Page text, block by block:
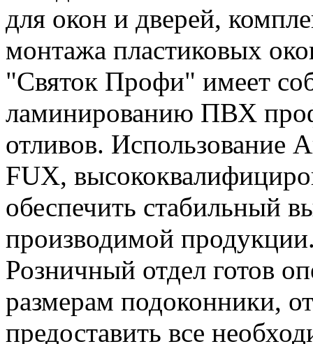
для окон и дверей,
монтажа пластиковых
"Святок Профи" имеет
ламинированию ПВХ
отливов. Использование
FUX,
обеспечить стабильный
производимой
Розничный отдел готов
размерам подоконники,
предоставить все